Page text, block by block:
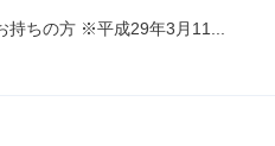
ちの方 ※平成29年3月11...